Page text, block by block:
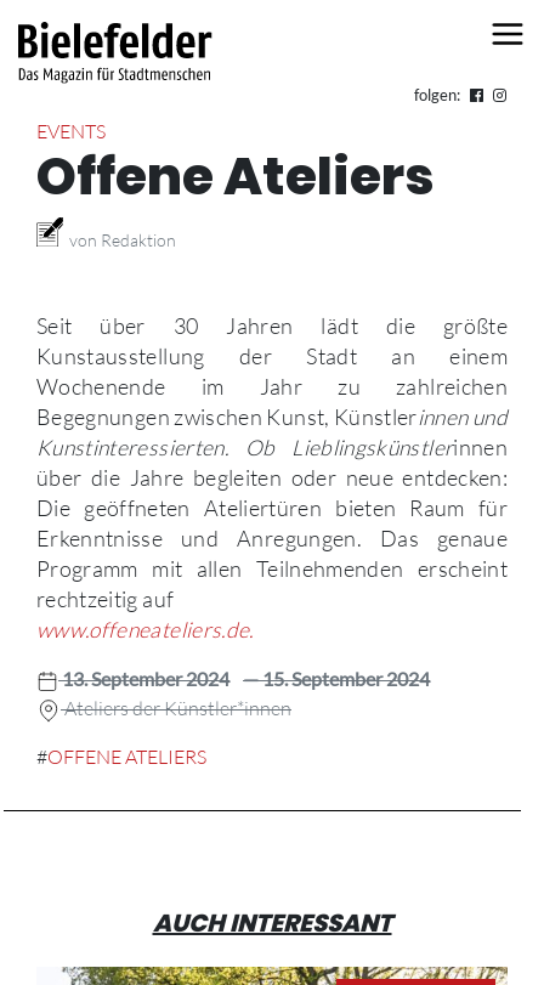
folgen:
EVENTS
Offene Ateliers
von Redaktion
Seit über 30 Jahren lädt die größte
Kunstausstellung der Stadt an einem
Wochenende im Jahr zu zahlreichen
Begegnungen zwischen Kunst, Künstlerinnen und
Kunstinteressierten. Ob Lieblingskünstlerinnen
über die Jahre begleiten oder neue entdecken:
Die geöffneten Ateliertüren bieten Raum für
Erkenntnisse und Anregungen. Das genaue
Programm mit allen Teilnehmenden erscheint
rechtzeitig auf
www.offeneateliers.de.
13. September 2024 — 15. September 2024
Ateliers der Künstler*innen
#OFFENE ATELIERS
AUCH INTERESSANT